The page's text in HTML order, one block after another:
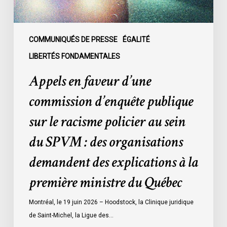
COMMUNIQUÉS DE PRESSE ÉGALITÉ
LIBERTÉS FONDAMENTALES
racisme
policier
SPVM
organisations
explications
ministre
Appels en faveur d’une
commission d’enquête publique
sur le racisme policier au sein
du SPVM : des organisations
demandent des explications à la
première ministre du Québec
Montréal, le 19 juin 2026 – Hoodstock, la Clinique juridique
de Saint-Michel, la Ligue des…